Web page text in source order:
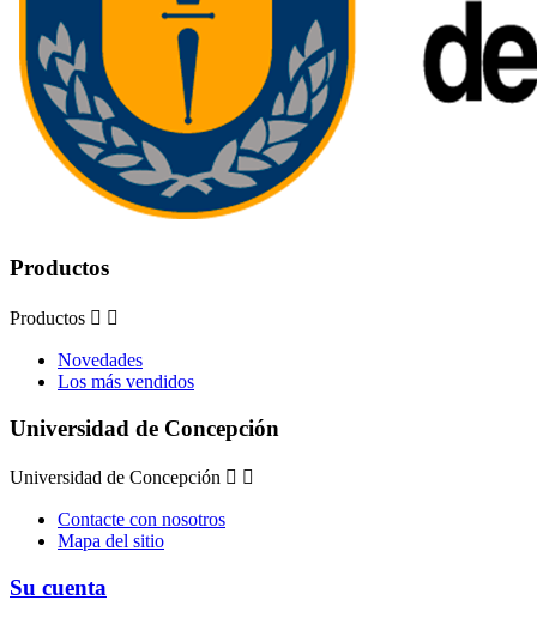
Productos
Productos  
Novedades
Los más vendidos
Universidad de Concepción
Universidad de Concepción  
Contacte con nosotros
Mapa del sitio
Su cuenta